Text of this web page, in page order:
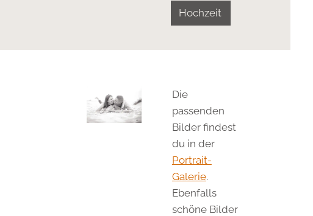
Hochzeit
Die
passenden
Bilder findest
du in der
Portrait-
Galerie.
Ebenfalls
schöne Bilder